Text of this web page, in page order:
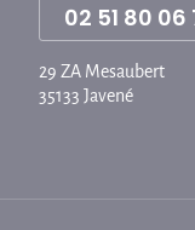
02 51 80 06
29 ZA Mesaubert
35133 Javené